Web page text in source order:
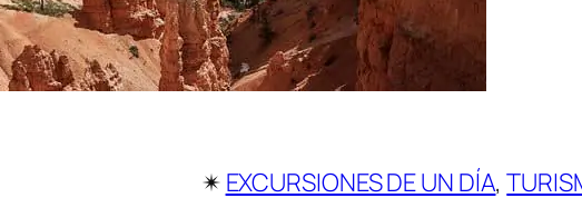
✴︎ EXCURSIONES DE UN DÍA,